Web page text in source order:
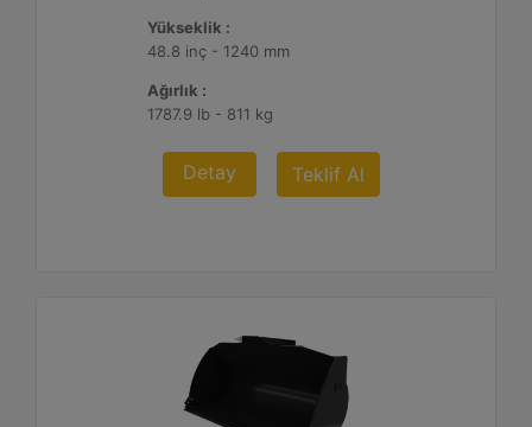
Yükseklik :
48.8 inç - 1240 mm
Ağırlık :
1787.9 lb - 811 kg
Detay Teklif Al